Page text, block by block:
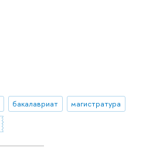
бакалавриат
магистратура